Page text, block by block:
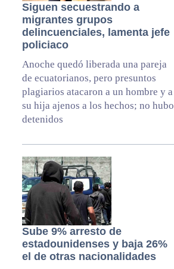
Siguen secuestrando a
migrantes grupos
delincuenciales, lamenta jefe
policiaco
Anoche quedó liberada una pareja
de ecuatorianos, pero presuntos
plagiarios atacaron a un hombre y a
su hija ajenos a los hechos; no hubo
detenidos
Sube 9% arresto de
estadounidenses y baja 26%
el de otras nacionalidades